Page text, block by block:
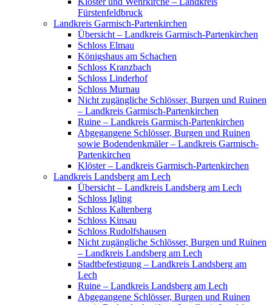
Fürstenfeldbruck
Landkreis Garmisch-Partenkirchen
Übersicht – Landkreis Garmisch-Partenkirchen
Schloss Elmau
Königshaus am Schachen
Schloss Kranzbach
Schloss Linderhof
Schloss Murnau
Nicht zugängliche Schlösser, Burgen und Ruinen
– Landkreis Garmisch-Partenkirchen
Ruine – Landkreis Garmisch-Partenkirchen
Abgegangene Schlösser, Burgen und Ruinen
sowie Bodendenkmäler – Landkreis Garmisch-
Partenkirchen
Klöster – Landkreis Garmisch-Partenkirchen
Landkreis Landsberg am Lech
Übersicht – Landkreis Landsberg am Lech
Schloss Igling
Schloss Kaltenberg
Schloss Kinsau
Schloss Rudolfshausen
Nicht zugängliche Schlösser, Burgen und Ruinen
– Landkreis Landsberg am Lech
Stadtbefestigung – Landkreis Landsberg am
Lech
Ruine – Landkreis Landsberg am Lech
Abgegangene Schlösser, Burgen und Ruinen